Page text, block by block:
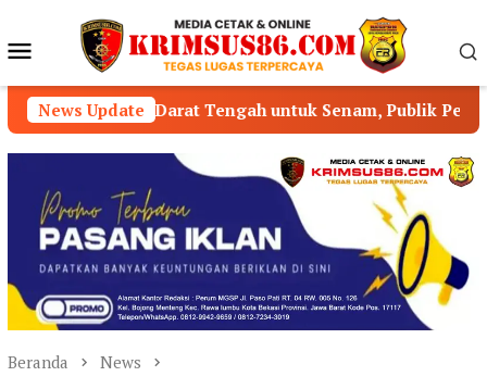
konten Menu
Mobile
News Update
Tengah untuk Senam, Publik Pertanyakan
Beranda News